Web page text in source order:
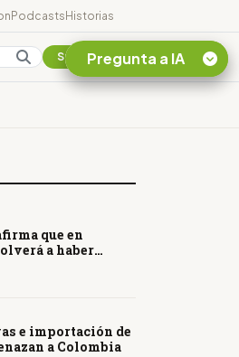
PodcastsHistorias
Suscribirse
que en
a haber
e importación de
a Colombia
Pregunta a IA
¿En que consiste la